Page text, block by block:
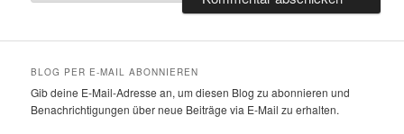
BLOG PER E-MAIL ABONNIEREN
Gib deine E-Mail-Adresse an, um diesen Blog zu abonnieren und
Benachrichtigungen über neue Beiträge via E-Mail zu erhalten.